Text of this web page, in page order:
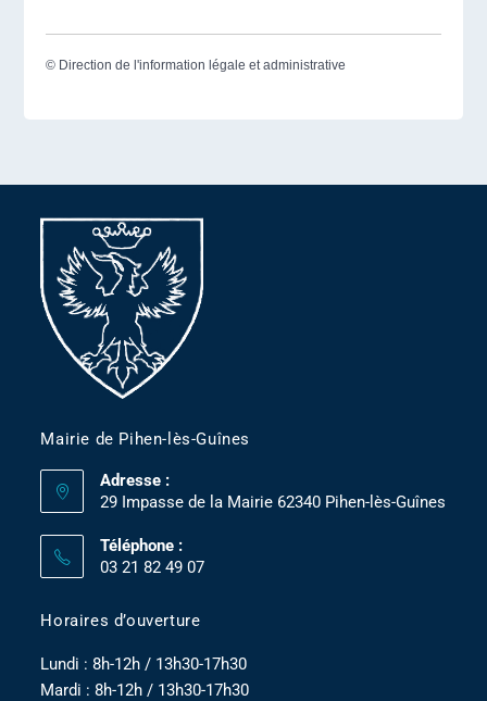
© Direction de l'information légale et administrative
Mairie de Pihen-lès-Guînes
Adresse :
29 Impasse de la Mairie 62340 Pihen-lès-Guînes
Téléphone :
03 21 82 49 07
Horaires d’ouverture
Lundi : 8h-12h / 13h30-17h30
Mardi : 8h-12h / 13h30-17h30